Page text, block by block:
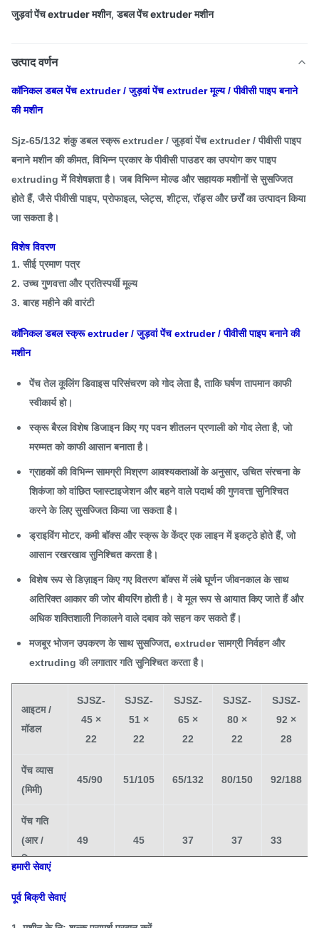
जुड़वां पेंच extruder मशीन,डबल पेंच extruder मशीन
उत्पाद वर्णन
कॉनिकल डबल पेंच extruder / जुड़वां पेंच extruder मूल्य / पीवीसी पाइप बनाने
की मशीन
Sjz-65/132 शंकु डबल स्क्रू extruder / जुड़वां पेंच extruder / पीवीसी पाइप
बनाने मशीन की कीमत, विभिन्न प्रकार के पीवीसी पाउडर का उपयोग कर पाइप
extruding में विशेषज्ञता है। जब विभिन्न मोल्ड और सहायक मशीनों से सुसज्जित
होते हैं, जैसे पीवीसी पाइप, प्रोफाइल, प्लेट्स, शीट्स, रॉड्स और छर्रों का उत्पादन किया
जा सकता है।
विशेष विवरण
1. सीई प्रमाण पत्र
2. उच्च गुणवत्ता और प्रतिस्पर्धी मूल्य
3. बारह महीने की वारंटी
कॉनिकल डबल स्क्रू extruder / जुड़वां पेंच extruder / पीवीसी पाइप बनाने की
मशीन
पेंच तेल कूलिंग डिवाइस परिसंचरण को गोद लेता है, ताकि घर्षण तापमान काफी
स्वीकार्य हो।
स्क्रू बैरल विशेष डिजाइन किए गए पवन शीतलन प्रणाली को गोद लेता है, जो
मरम्मत को काफी आसान बनाता है।
ग्राहकों की विभिन्न सामग्री मिश्रण आवश्यकताओं के अनुसार, उचित संरचना के
शिकंजा को वांछित प्लास्टाइजेशन और बहने वाले पदार्थ की गुणवत्ता सुनिश्चित
करने के लिए सुसज्जित किया जा सकता है।
ड्राइविंग मोटर, कमी बॉक्स और स्क्रू के केंद्र एक लाइन में इकट्ठे होते हैं, जो
आसान रखरखाव सुनिश्चित करता है।
विशेष रूप से डिज़ाइन किए गए वितरण बॉक्स में लंबे घूर्णन जीवनकाल के साथ
अतिरिक्त आकार की जोर बीयरिंग होती है। वे मूल रूप से आयात किए जाते हैं और
अधिक शक्तिशाली निकालने वाले दबाव को सहन कर सकते हैं।
मजबूर भोजन उपकरण के साथ सुसज्जित, extruder सामग्री निर्वहन और
extruding की लगातार गति सुनिश्चित करता है।
आइटम /
मॉडल
SJSZ-
45 ×
22
SJSZ-
51 ×
22
SJSZ-
65 ×
22
SJSZ-
80 ×
22
SJSZ-
92 ×
28
पेंच व्यास
(मिमी)
45/90 51/105 65/132 80/150 92/188
पेंच गति
(आर /
मिनट)
49 45 37 37 33
मैक्स।
हमारी सेवाएं
पूर्व बिक्री सेवाएं